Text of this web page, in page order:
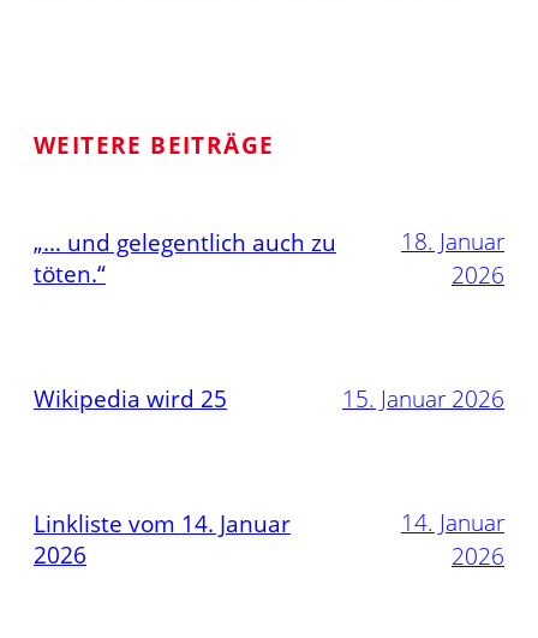
WEITERE BEITRÄGE
„… und gelegentlich auch zu
töten.“
18. Januar
2026
Wikipedia wird 25 15. Januar 2026
Linkliste vom 14. Januar
2026
14. Januar
2026